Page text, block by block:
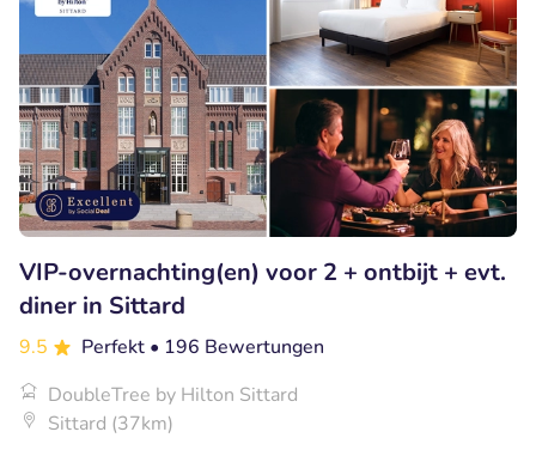
VIP-overnachting(en) voor 2 + ontbijt + evt.
diner in Sittard
9.5 Perfekt • 196 Bewertungen
DoubleTree by Hilton Sittard
Sittard (37km)